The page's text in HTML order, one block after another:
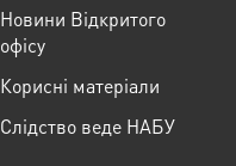
Новини Відкритого
офісу
Корисні матеріали
Слідство веде НАБУ